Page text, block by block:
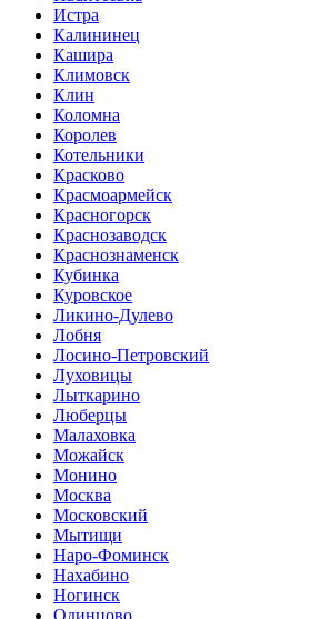
Истра
Калининец
Кашира
Климовск
Клин
Коломна
Королев
Котельники
Красково
Красмоармейск
Красногорск
Краснозаводск
Краснознаменск
Кубинка
Куровское
Ликино-Дулево
Лобня
Лосино-Петровский
Луховицы
Лыткарино
Люберцы
Малаховка
Можайск
Монино
Москва
Московский
Мытищи
Наро-Фоминск
Нахабино
Ногинск
Одинцово